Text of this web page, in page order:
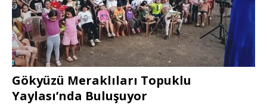
Gökyüzü Meraklıları Topuklu
Yaylası’nda Buluşuyor